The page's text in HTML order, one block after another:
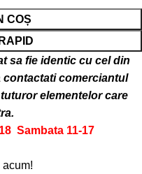
COȘ
sa fie identic cu cel din
contactati comerciantul
elementelor care
Sambata 11-17